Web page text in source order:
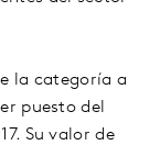
la categoría a
puesto del
Su valor de